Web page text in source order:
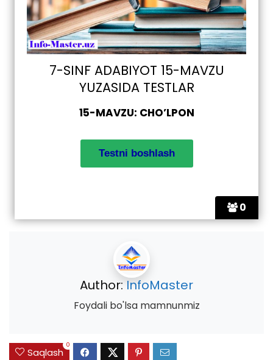
0
7-SINF ADABIYOT 15-MAVZU
YUZASIDA TESTLAR
15-MAVZU: CHO’LPON
Author: InfoMaster
Foydali bo'lsa mamnunmiz
Saqlash
0